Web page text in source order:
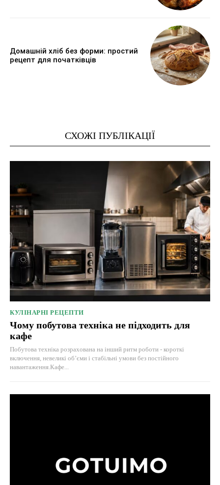
Домашній хліб без форми: простий
рецепт для початківців
СХОЖІ ПУБЛІКАЦІЇ
КУЛІНАРНІ РЕЦЕПТИ
Чому побутова техніка не підходить для
кафе
Побутова техніка розрахована на інший ритм роботи - короткі
включення, невеликі об’єми і стабільні умови без постійного
навантаження.Кафе...